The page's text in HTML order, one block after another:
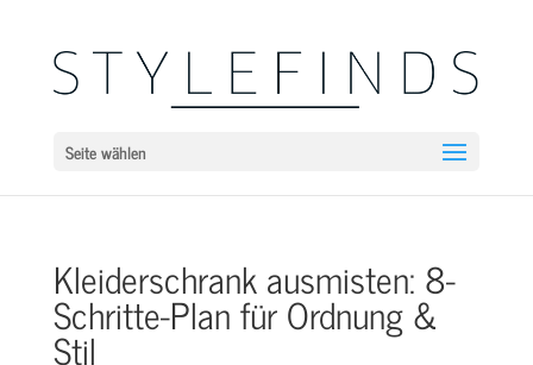
Seite wählen
Kleiderschrank ausmisten: 8-
Schritte-Plan für Ordnung &
Stil